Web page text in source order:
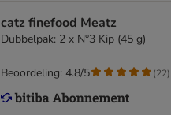
catz finefood Meatz
Dubbelpak: 2 x N°3 Kip (45 g)
Beoordeling: 4.8/5 (22)